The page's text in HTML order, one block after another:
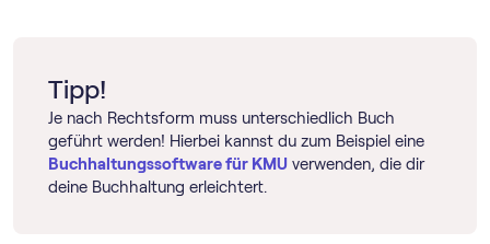
Tipp!
Je nach Rechtsform muss unterschiedlich Buch
geführt werden! Hierbei kannst du zum Beispiel eine
Buch­haltungs­software für KMU verwenden, die dir
deine Buchhaltung erleichtert.